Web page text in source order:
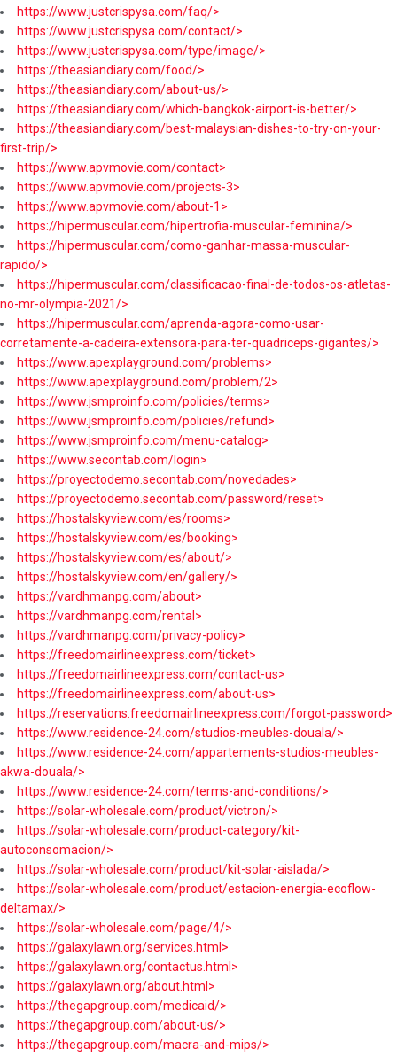
https://www.justcrispysa.com/faq/>
https://www.justcrispysa.com/contact/>
https://www.justcrispysa.com/type/image/>
https://theasiandiary.com/food/>
https://theasiandiary.com/about-us/>
https://theasiandiary.com/which-bangkok-airport-is-better/>
https://theasiandiary.com/best-malaysian-dishes-to-try-on-your-
first-trip/>
https://www.apvmovie.com/contact>
https://www.apvmovie.com/projects-3>
https://www.apvmovie.com/about-1>
https://hipermuscular.com/hipertrofia-muscular-feminina/>
https://hipermuscular.com/como-ganhar-massa-muscular-
rapido/>
https://hipermuscular.com/classificacao-final-de-todos-os-atletas-
no-mr-olympia-2021/>
https://hipermuscular.com/aprenda-agora-como-usar-
corretamente-a-cadeira-extensora-para-ter-quadriceps-gigantes/>
https://www.apexplayground.com/problems>
https://www.apexplayground.com/problem/2>
https://www.jsmproinfo.com/policies/terms>
https://www.jsmproinfo.com/policies/refund>
https://www.jsmproinfo.com/menu-catalog>
https://www.secontab.com/login>
https://proyectodemo.secontab.com/novedades>
https://proyectodemo.secontab.com/password/reset>
https://hostalskyview.com/es/rooms>
https://hostalskyview.com/es/booking>
https://hostalskyview.com/es/about/>
https://hostalskyview.com/en/gallery/>
https://vardhmanpg.com/about>
https://vardhmanpg.com/rental>
https://vardhmanpg.com/privacy-policy>
https://freedomairlineexpress.com/ticket>
https://freedomairlineexpress.com/contact-us>
https://freedomairlineexpress.com/about-us>
https://reservations.freedomairlineexpress.com/forgot-password>
https://www.residence-24.com/studios-meubles-douala/>
https://www.residence-24.com/appartements-studios-meubles-
akwa-douala/>
https://www.residence-24.com/terms-and-conditions/>
https://solar-wholesale.com/product/victron/>
https://solar-wholesale.com/product-category/kit-
autoconsomacion/>
https://solar-wholesale.com/product/kit-solar-aislada/>
https://solar-wholesale.com/product/estacion-energia-ecoflow-
deltamax/>
https://solar-wholesale.com/page/4/>
https://galaxylawn.org/services.html>
https://galaxylawn.org/contactus.html>
https://galaxylawn.org/about.html>
https://thegapgroup.com/medicaid/>
https://thegapgroup.com/about-us/>
https://thegapgroup.com/macra-and-mips/>